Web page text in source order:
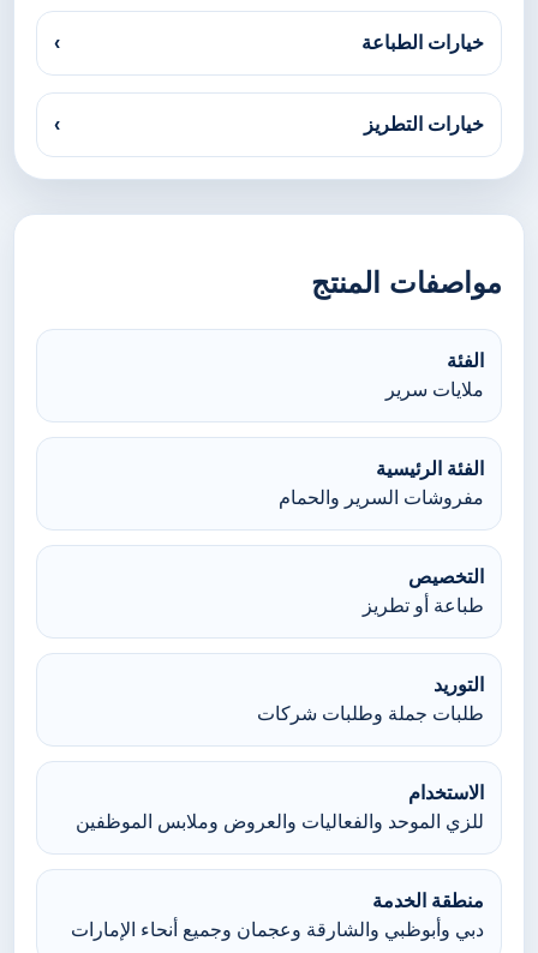
خيارات الطباعة ›
خيارات التطريز ›
مواصفات المنتج
الفئة
ملايات سرير
الفئة الرئيسية
مفروشات السرير والحمام
التخصيص
طباعة أو تطريز
التوريد
طلبات جملة وطلبات شركات
الاستخدام
للزي الموحد والفعاليات والعروض وملابس الموظفين
منطقة الخدمة
دبي وأبوظبي والشارقة وعجمان وجميع أنحاء الإمارات